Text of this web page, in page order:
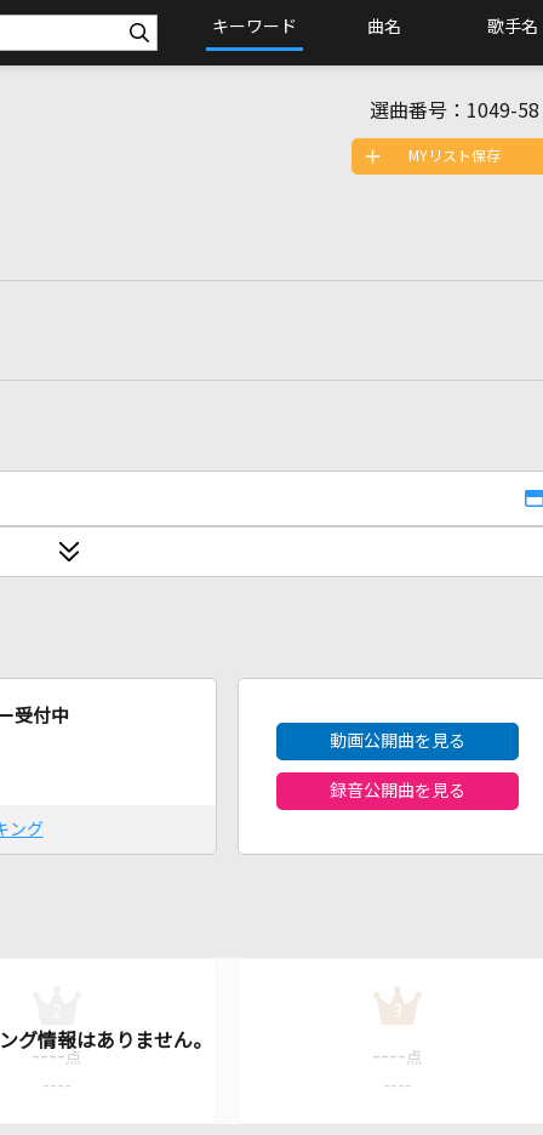
キーワード 曲名 歌手名
選曲番号： 1049-58
MYリスト保存
受付中
ング
動画公開曲を見る
録音公開曲を見る
---- 点
----
3
---- 点
----